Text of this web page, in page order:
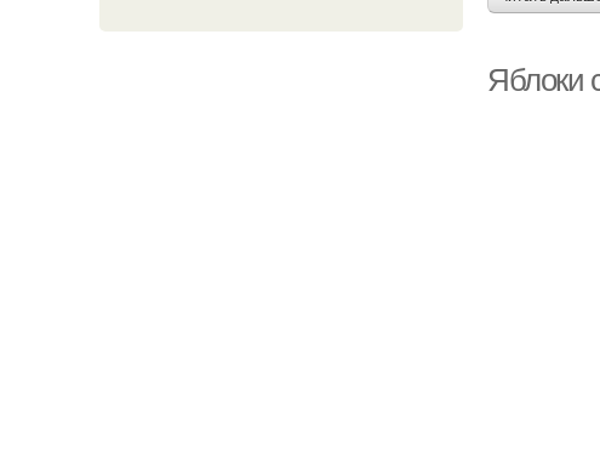
Яблоки